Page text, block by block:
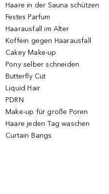
Haare in der Sauna schützen
Festes Parfum
Haarausfall im Alter
Koffein gegen Haarausfall
Cakey Make-up
Pony selber schneiden
Butterfly Cut
Liquid Hair
PDRN
Make-up für große Poren
Haare jeden Tag waschen
Curtain Bangs